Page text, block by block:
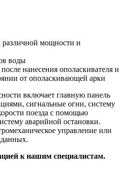
различной мощности и
воды
нанесения ополаскивателя и
от ополаскивающей арки
включает главную панель
сигнальные огни, систему
поезда с помощью
аварийной остановки.
управление или
к нашим специалистам.